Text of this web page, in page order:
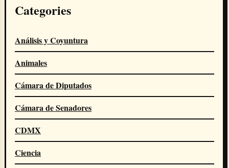
Categories
Análisis y Coyuntura
Animales
Cámara de Diputados
Cámara de Senadores
CDMX
Ciencia